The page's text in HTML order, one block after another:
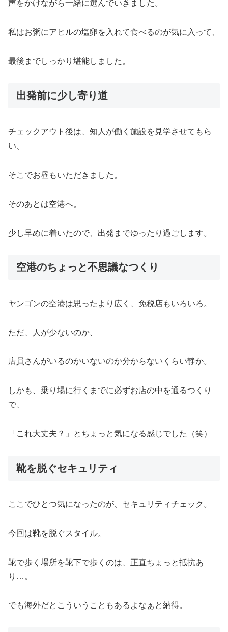
声をかけながら一緒に選んでいきました。
私はお粥にアヒルの塩卵を入れて食べるのが気に入って、
最後までしっかり堪能しました。
出発前に少し寄り道
チェックアウト後は、知人が働く施設を見学させてもら
い、
そこでお昼もいただきました。
そのあとは空港へ。
少し早めに着いたので、出発までゆったり過ごします。
空港のちょっと不思議なつくり
ヤンゴンの空港は思ったより広く、免税店もいろいろ。
ただ、人が少ないのか、
店員さんがいるのかいないのか分からないくらい静か。
しかも、乗り場に行くまでに必ずお店の中を通るつくり
で、
「これ大丈夫？」とちょっと気になる感じでした（笑）
靴を脱ぐセキュリティ
ここでひとつ気になったのが、セキュリティチェック。
今回は靴を脱ぐスタイル。
靴で歩く場所を靴下で歩くのは、正直ちょっと抵抗あ
り…。
でも海外だとこういうこともあるよなぁと納得。